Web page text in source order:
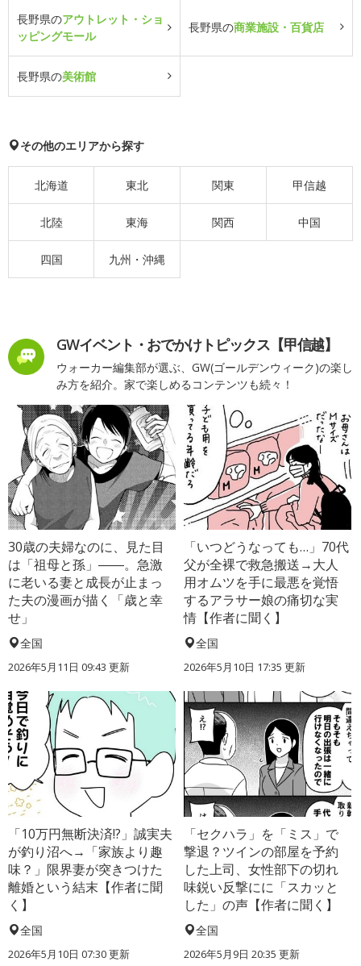
長野県のアウトレット・ショ
ッピングモール
長野県の商業施設・百貨店
長野県の美術館
その他のエリアから探す
北海道 東北 関東 甲信越
北陸 東海 関西 中国
四国 九州・沖縄
GWイベント・おでかけトピックス【甲信越】
ウォーカー編集部が選ぶ、GW(ゴールデンウィーク)の楽し
み方を紹介。家で楽しめるコンテンツも続々！
30歳の夫婦なのに、見た目
は「祖母と孫」――。急激
に老いる妻と成長が止まっ
た夫の漫画が描く「歳と幸
せ」
全国
2026年5月11日 09:43 更新
「いつどうなっても…」70代
父が全裸で救急搬送→大人
用オムツを手に最悪を覚悟
するアラサー娘の痛切な実
情【作者に聞く】
全国
2026年5月10日 17:35 更新
「10万円無断決済!?」誠実夫
が釣り沼へ→「家族より趣
味？」限界妻が突きつけた
離婚という結末【作者に聞
く】
全国
2026年5月10日 07:30 更新
「セクハラ」を「ミス」で
撃退？ツインの部屋を予約
した上司、女性部下の切れ
味鋭い反撃にに「スカッと
した」の声【作者に聞く】
全国
2026年5月9日 20:35 更新